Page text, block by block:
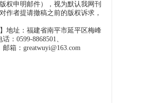
权申明邮件），视为默认我网刊
作者提请撤稿之前的版权诉求，
地址：福建省南平市延平区梅峰
：0599-8868501、
邮箱：greatwuyi@163.com